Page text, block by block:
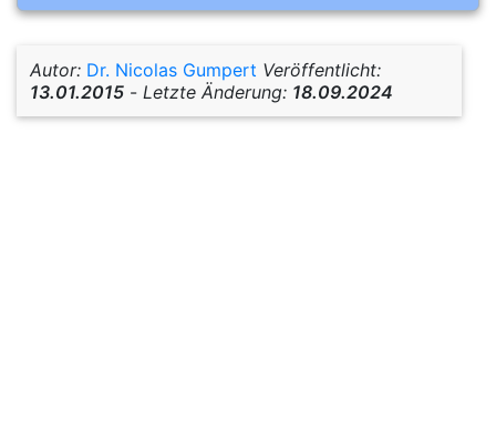
Autor: Dr. Nicolas Gumpert Veröffentlicht:
13.01.2015 - Letzte Änderung: 18.09.2024